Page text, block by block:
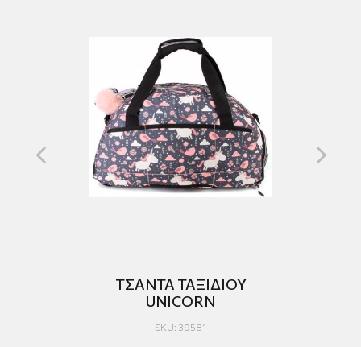
ΤΣΑΝΤΑ ΤΑΞΙΔΙΟΥ
UNICORN
SKU: 39581